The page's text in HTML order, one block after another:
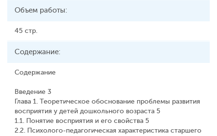
Объем работы:
45 стр.
Содержание:
Содержание
Введение 3
Глава 1. Теоретическое обоснование проблемы развития
восприятия у детей дошкольного возраста 5
1.1. Понятие восприятия и его свойства 5
2.2. Психолого-педагогическая характеристика старшего